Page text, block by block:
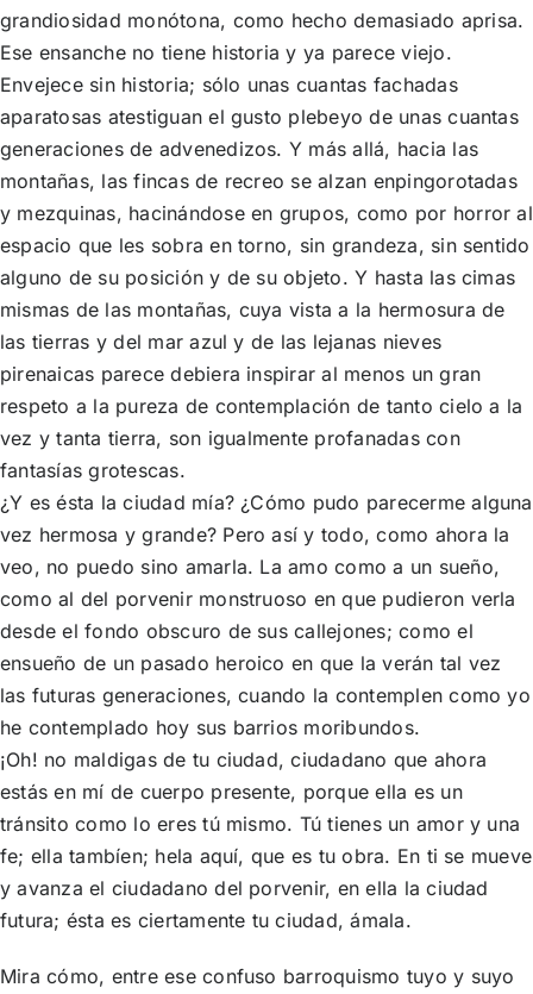
grandiosidad monótona, como hecho demasiado aprisa.
Ese ensanche no tiene historia y ya parece viejo.
Envejece sin historia; sólo unas cuantas fachadas
aparatosas atestiguan el gusto plebeyo de unas cuantas
generaciones de advenedizos. Y más allá, hacia las
montañas, las fincas de recreo se alzan enpingorotadas
y mezquinas, hacinándose en grupos, como por horror al
espacio que les sobra en torno, sin grandeza, sin sentido
alguno de su posición y de su objeto. Y hasta las cimas
mismas de las montañas, cuya vista a la hermosura de
las tierras y del mar azul y de las lejanas nieves
pirenaicas parece debiera inspirar al menos un gran
respeto a la pureza de contemplación de tanto cielo a la
vez y tanta tierra, son igualmente profanadas con
fantasías grotescas.
¿Y es ésta la ciudad mía? ¿Cómo pudo parecerme alguna
vez hermosa y grande? Pero así y todo, como ahora la
veo, no puedo sino amarla. La amo como a un sueño,
como al del porvenir monstruoso en que pudieron verla
desde el fondo obscuro de sus callejones; como el
ensueño de un pasado heroico en que la verán tal vez
las futuras generaciones, cuando la contemplen como yo
he contemplado hoy sus barrios moribundos.
¡Oh! no maldigas de tu ciudad, ciudadano que ahora
estás en mí de cuerpo presente, porque ella es un
tránsito como lo eres tú mismo. Tú tienes un amor y una
fe; ella tambíen; hela aquí, que es tu obra. En ti se mueve
y avanza el ciudadano del porvenir, en ella la ciudad
futura; ésta es ciertamente tu ciudad, ámala.
Mira cómo, entre ese confuso barroquismo tuyo y suyo